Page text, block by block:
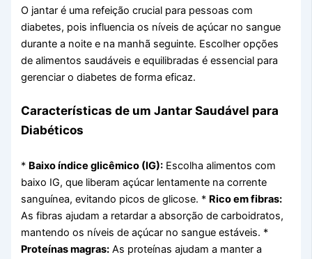
O jantar é uma refeição crucial para pessoas com
diabetes, pois influencia os níveis de açúcar no sangue
durante a noite e na manhã seguinte. Escolher opções
de alimentos saudáveis e equilibradas é essencial para
gerenciar o diabetes de forma eficaz.
Características de um Jantar Saudável para
Diabéticos
* Baixo índice glicêmico (IG): Escolha alimentos com
baixo IG, que liberam açúcar lentamente na corrente
sanguínea, evitando picos de glicose. * Rico em fibras:
As fibras ajudam a retardar a absorção de carboidratos,
mantendo os níveis de açúcar no sangue estáveis. *
Proteínas magras: As proteínas ajudam a manter a